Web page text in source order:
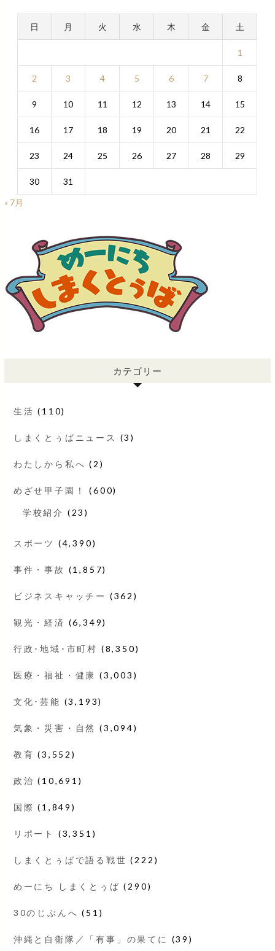
日 月 火 水 木 金 土
1
2 3 4 5 6 7 8
9 10 11 12 13 14 15
16 17 18 19 20 21 22
23 24 25 26 27 28 29
30
31
« 7月
カテゴリー
生活 (110)
しまくとぅばニュース (3)
わたしから私へ (2)
めざせ甲子園！ (600)
学校紹介 (23)
スポーツ (4,390)
事件・事故 (1,857)
ビジネスキャッチー (362)
観光・経済 (6,349)
行政･地域･市町村 (8,350)
医療・福祉・健康 (3,003)
文化･芸能 (3,193)
気象・災害・自然 (3,094)
教育 (3,552)
政治 (10,691)
国際 (1,849)
リポート (3,351)
しまくとぅばで語る戦世 (222)
めーにち しまくとぅば (290)
30のじぶんへ (51)
沖縄と自衛隊／「有事」の果てに (39)